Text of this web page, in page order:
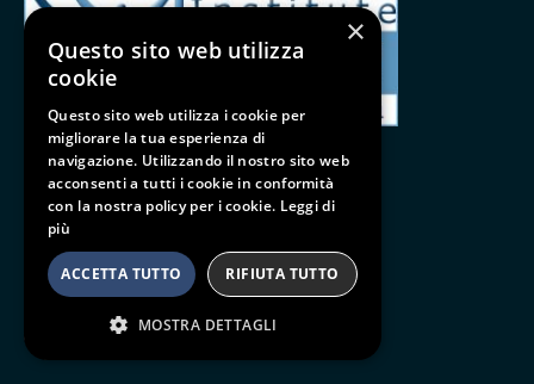
Follow us
BE SOCIAL
×
Questo sito web utilizza
cookie
Questo sito web utilizza i cookie per
migliorare la tua esperienza di
navigazione. Utilizzando il nostro sito web
acconsenti a tutti i cookie in conformità
con la nostra policy per i cookie. Leggi di
più
ACCETTA TUTTO RIFIUTA TUTTO
MOSTRA DETTAGLI